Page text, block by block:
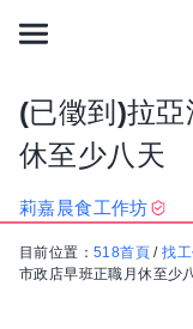
(已徵到)拉亞
休至少八天
莉嘉晨食工作坊
目前位置： 518首頁 /找
市政店早班正職月休至少